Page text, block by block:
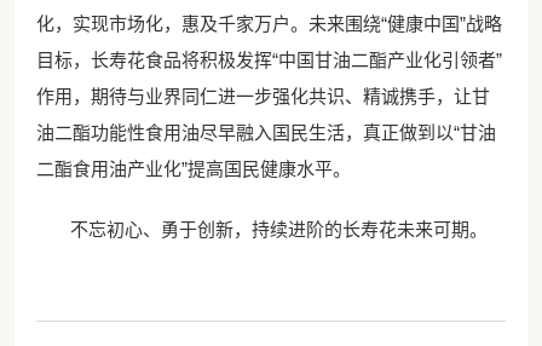
化，实现市场化，惠及千家万户。未来围绕“健康中国”战略
目标，长寿花食品将积极发挥“中国甘油二酯产业化引领者”
作用，期待与业界同仁进一步强化共识、精诚携手，让甘
油二酯功能性食用油尽早融入国民生活，真正做到以“甘油
二酯食用油产业化”提高国民健康水平。
不忘初心、勇于创新，持续进阶的长寿花未来可期。